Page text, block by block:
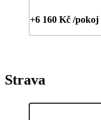
+6 160 Kč /pokoj
Strava